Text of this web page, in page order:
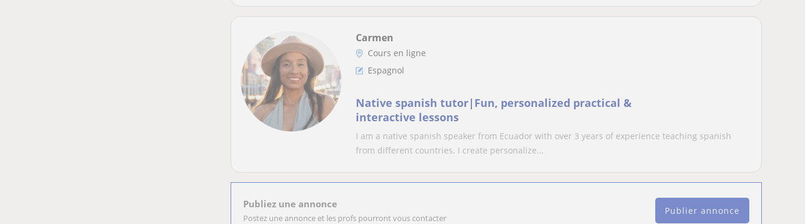
Carmen
Cours en ligne
Espagnol
Native spanish tutor|Fun, personalized practical &
interactive lessons
I am a native spanish speaker from Ecuador with over 3 years of experience teaching spanish
from different countries. I create personalize...
Publiez une annonce
Postez une annonce et les profs pourront vous contacter
Publier annonce